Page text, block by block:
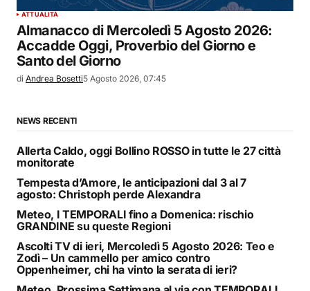
ATTUALITÀ
Almanacco di Mercoledì 5 Agosto 2026:
Accadde Oggi, Proverbio del Giorno e
Santo del Giorno
di Andrea Bosetti5 Agosto 2026, 07:45
NEWS RECENTI
Allerta Caldo, oggi Bollino ROSSO in tutte le 27 città
monitorate
Tempesta d’Amore, le anticipazioni dal 3 al 7
agosto: Christoph perde Alexandra
Meteo, I TEMPORALI fino a Domenica: rischio
GRANDINE su queste Regioni
Ascolti TV di ieri, Mercoledì 5 Agosto 2026: Teo e
Zodì – Un cammello per amico contro
Oppenheimer, chi ha vinto la serata di ieri?